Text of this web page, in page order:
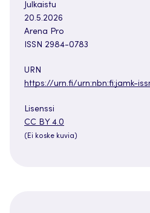
Julkaistu
20.5.2026
Arena Pro
ISSN 2984-0783
URN
https://urn.fi/urn:nbn:fi:jamk-
Lisenssi
CC BY 4.0
uuteen
(Ei koske kuvia)